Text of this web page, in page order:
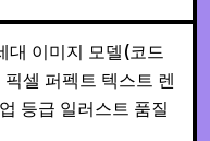
이미지 모델(코드
셀 퍼펙트 텍스트 렌
등급 일러스트 품질